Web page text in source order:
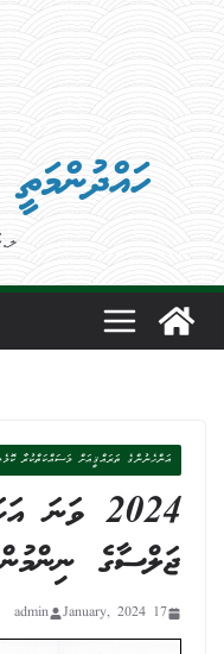
Skip
to
content
އަންހެނުންގެ ތަރައްޤީއަށް މަސައްކަތްކުރާ
ޖަލްސާގެ
17 January, 2024
admin